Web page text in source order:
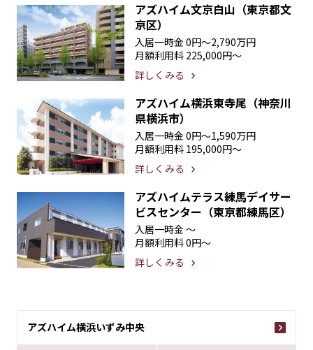
アズハイム横浜いずみ中央
アズハイム文京白山（東京都文
京区）
入居一時金 0円〜2,790万円
月額利用料 225,000円〜
詳しくみる
アズハイム横浜東寺尾（神奈川
県横浜市）
入居一時金 0円〜1,590万円
月額利用料 195,000円〜
詳しくみる
アズハイムテラス練馬デイサー
ビスセンター（東京都練馬区）
入居一時金 〜
月額利用料0円〜
詳しくみる